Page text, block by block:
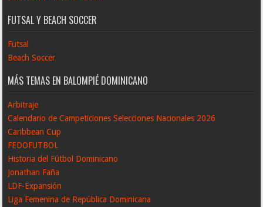
FUTSAL Y BEACH SOCCER
Futsal
Beach Soccer
MÁS TEMAS EN BALOMPIÉ DOMINICANO
Arbitraje
Calendario de Campeticiones Selecciones Nacionales 2026
Caribbean Cup
FEDOFUTBOL
Historia del Fútbol Dominicano
Jonathan Faña
LDF-Expansión
Liga Femenina de República Dominicana